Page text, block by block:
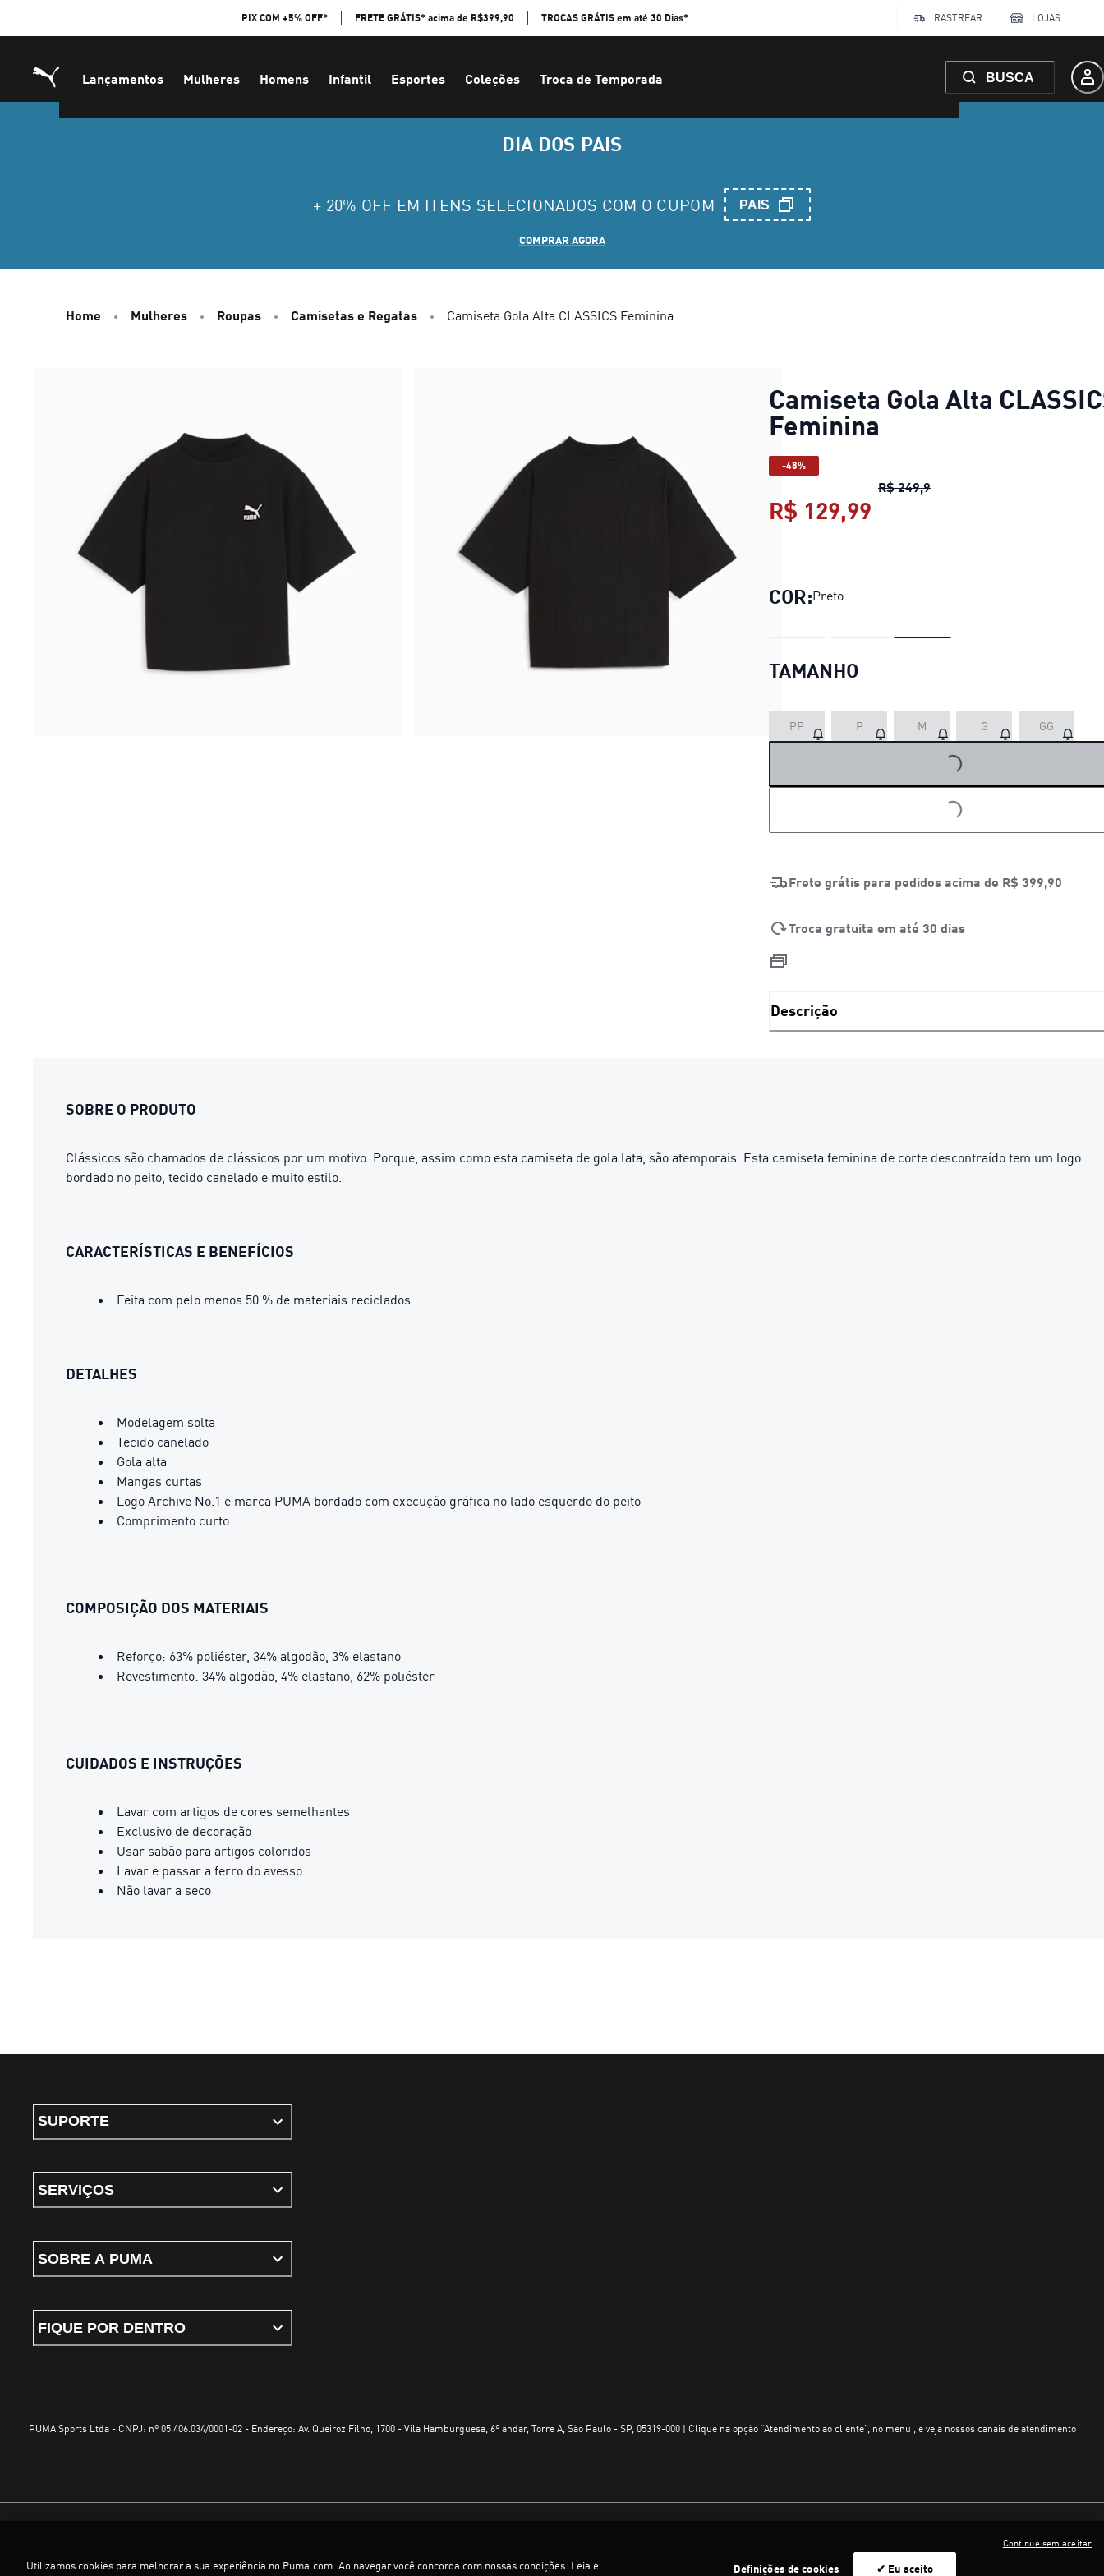
PIX COM +5% OFF* FRETE GRÁTIS* acima de R$399,90 TROCAS GRÁTIS em até 30 Dias* RASTREAR LOJAS
Lançamentos Mulheres Homens Infantil Esportes Coleções Troca de Temporada BUSCA
DIA DOS PAIS
+ 20% OFF EM ITENS SELECIONADOS COM O CUPOM PAIS
COMPRAR AGORA
Home Mulheres Roupas Camisetas e Regatas Camiseta Gola Alta CLASSICS Feminina
Camiseta Gola Alta
Feminina
-48%
R$ 249,9Camiseta Gola Alta
R$ 129,99
COR:Preto
TAMANHO
PP P M G GG
Frete grátis para pedidos acima de R$ 399,90
Troca gratuita em até 30 dias
Descrição
SOBRE O PRODUTO
Clássicos são chamados de clássicos por um motivo. Porque, assim como esta camiseta de gola lata, são atemporais. Esta camiseta feminina de corte descontraído tem um logo
bordado no peito, tecido canelado e muito estilo.
CARACTERÍSTICAS E BENEFÍCIOS
Feita com pelo menos 50 % de materiais reciclados.
DETALHES
Modelagem solta
Tecido canelado
Gola alta
Mangas curtas
Logo Archive No.1 e marca PUMA bordado com execução gráfica no lado esquerdo do peito
Comprimento curto
COMPOSIÇÃO DOS MATERIAIS
Reforço: 63% poliéster, 34% algodão, 3% elastano
Revestimento: 34% algodão, 4% elastano, 62% poliéster
CUIDADOS E INSTRUÇÕES
Lavar com artigos de cores semelhantes
Exclusivo de decoração
Usar sabão para artigos coloridos
Lavar e passar a ferro do avesso
Não lavar a seco
SUPORTE
SERVIÇOS
SOBRE A PUMA
FIQUE POR DENTRO
PUMA Sports Ltda - CNPJ: nº 05.406.034/0001-02 - Endereço: Av. Queiroz Filho, 1700 - Vila Hamburguesa, 6º andar, Torre A, São Paulo - SP, 05319-000 | Clique na opção “Atendimento ao cliente”, no menu , e veja nossos canais de atendimento
©PUMA, 2025. Todos os direitos reservados
Utilizamos cookies para melhorar a sua experiência no Puma.com. Ao navegar você concorda com nossas condições. Leia e
Definições de cookies ✔ Eu aceito
Continue sem aceitar